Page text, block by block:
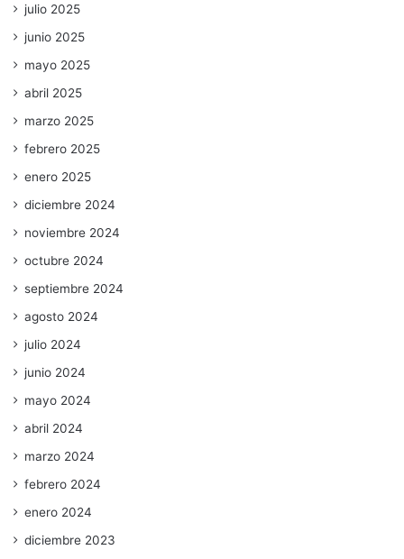
julio 2025
junio 2025
mayo 2025
abril 2025
marzo 2025
febrero 2025
enero 2025
diciembre 2024
noviembre 2024
octubre 2024
septiembre 2024
agosto 2024
julio 2024
junio 2024
mayo 2024
abril 2024
marzo 2024
febrero 2024
enero 2024
diciembre 2023